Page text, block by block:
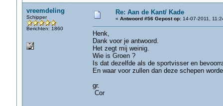
vreemdeling
Schipper
Berichten: 1860
Re: Aan de Kant/ Kade
« Antwoord #56 Gepost op:14-07-2011,
Henk,
Dank voor je antwoord.
Het zegt mij weinig.
Wie is Groen ?
Is dat dezelfde als de sportvisser en
En waar voor zullen dan deze schepen
gr.
Cor